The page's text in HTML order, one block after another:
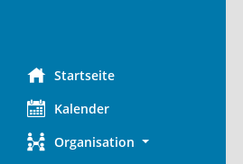
Startseite
Kalender
Organisation